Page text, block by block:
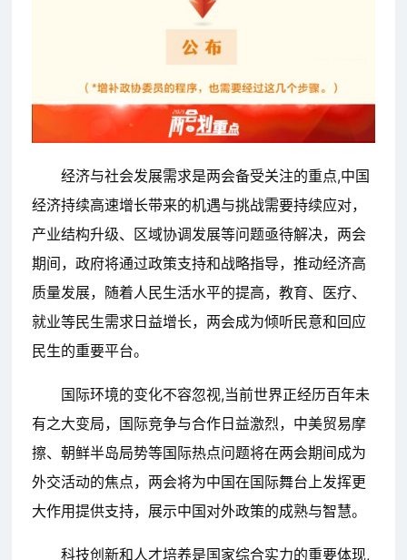
经济与社会发展需求是两会备受关注的重点,中国
经济持续高速增长带来的机遇与挑战需要持续应对，
产业结构升级、区域协调发展等问题亟待解决，两会
期间，政府将通过政策支持和战略指导，推动经济高
质量发展，随着人民生活水平的提高，教育、医疗、
就业等民生需求日益增长，两会成为倾听民意和回应
民生的重要平台。
国际环境的变化不容忽视,当前世界正经历百年未
有之大变局，国际竞争与合作日益激烈，中美贸易摩
擦、朝鲜半岛局势等国际热点问题将在两会期间成为
外交活动的焦点，两会将为中国在国际舞台上发挥更
大作用提供支持，展示中国对外政策的成熟与智慧。
科技创新和人才培养是国家综合实力的重要体现,